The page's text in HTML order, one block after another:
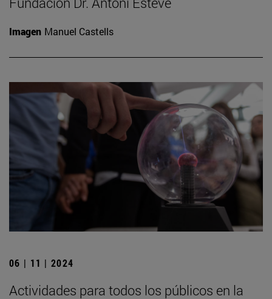
Imagen Manuel Castells
06 | 11 | 2024
Actividades para todos los públicos en la